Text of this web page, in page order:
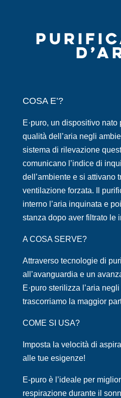
COSA E’?
E·puro, un dispositivo nato
qualità dell ’aria negli
sistema di rilevazione
comunicano l’indice di
dell’ambiente e si attivano
ventilazione forzata. Il
interno l’aria inquinata e
stanza dopo aver filtrato le
A COSA SERVE?
Attraverso tecnologie di
all’avanguardia e un
E·puro sterilizza l’aria
trascorriamo la maggior
COME SI USA?
Imposta la velocità di
alle tue esigenze!
E-puro è l’ideale per
respirazione durante il